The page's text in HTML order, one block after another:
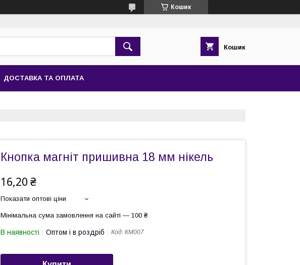
Кошик
Кошик
ДОСТАВКА ТА ОПЛАТА
Кнопка магніт пришивна 18 мм нікель
16,20 ₴
Показати оптові ціни
Мінімальна сума замовлення на сайті — 100 ₴
В наявності Оптом і в роздріб Код: КМ007